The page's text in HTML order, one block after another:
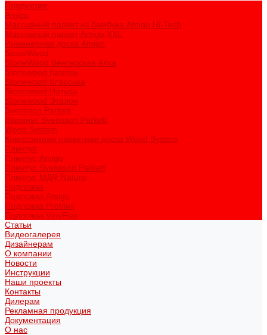
Продукция
Amigo
Массивный паркет из бамбука Amigo Hi-Tech
Массивный паркет Amigo XXL
Инженерная доска Amigo
StoneWood
StoneWood Венгерская ёлка
Stonewood Камень
Stonewood Классика
Stonewood Натура
Stonewood Эталон
Svensson Parkett
Ламинат Svensson Parkett
Wood System
Композитная паркетная доска Wood System
Плинтус
Плинтус Amigo
Плинтус Svensson Parkett
Плинтус МДФ Natura
Подложка
Подложка Amigo
Подложка Profitex
Подложка VinyFlex
Статьи
Видеогалерея
Дизайнерам
О компании
Новости
Инструкции
Наши проекты
Контакты
Дилерам
Рекламная продукция
Документация
О нас